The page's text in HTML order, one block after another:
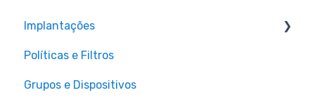
Implantações
Roteadores
Firewalls
Políticas e Filtros
Grupos e Dispositivos